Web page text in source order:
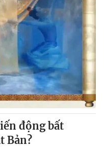
không có sự chấp
khi phát hành lại
động bất
Bản?